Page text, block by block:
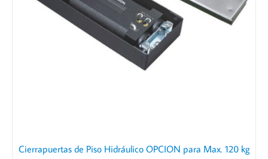
Cierrapuertas de Piso Hidráulico OPCION para Max. 120 kg